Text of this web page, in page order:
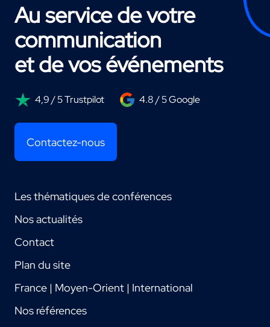
Au service de votre
communication
et de vos événements
4,9 / 5 Trustpilot 4.8 / 5 Google
Contactez-nous
Les thématiques de conférences
Nos actualités
Contact
Plan du site
France | Moyen-Orient | International
Nos références